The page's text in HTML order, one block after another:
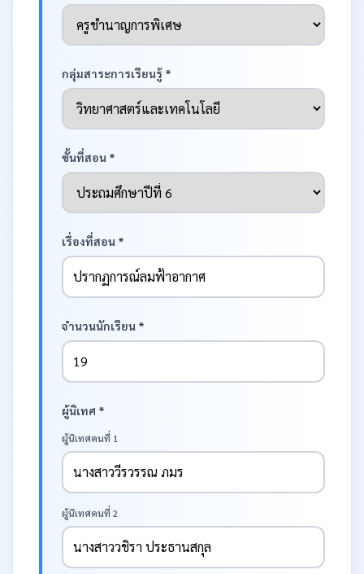
กลุ่มสาระการเรียนรู้ *
ชั้นที่สอน *
เรื่องที่สอน *
จำนวนนักเรียน *
ผู้นิเทศ *
ผู้นิเทศคนที่ 1
ผู้นิเทศคนที่ 2